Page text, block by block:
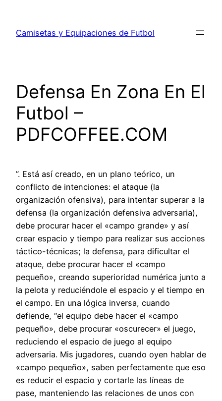
contenido
Camisetas y Equipaciones de Futbol
Defensa En Zona En El
Futbol –
PDFCOFFEE.COM
”. Está así creado, en un plano teórico, un
conflicto de intenciones: el ataque (la
organización ofensiva), para intentar superar a la
defensa (la organización defensiva adversaria),
debe procurar hacer el «campo grande» y así
crear espacio y tiempo para realizar sus acciones
táctico-técnicas; la defensa, para dificultar el
ataque, debe procurar hacer el «campo
pequeño», creando superioridad numérica junto a
la pelota y reduciéndole el espacio y el tiempo en
el campo. En una lógica inversa, cuando
defiende, “el equipo debe hacer el «campo
pequeño», debe procurar «oscurecer» el juego,
reduciendo el espacio de juego al equipo
adversaria. Mis jugadores, cuando oyen hablar de
«campo pequeño», saben perfectamente que eso
es reducir el espacio y cortarle las líneas de
pase, manteniendo las relaciones de unos con